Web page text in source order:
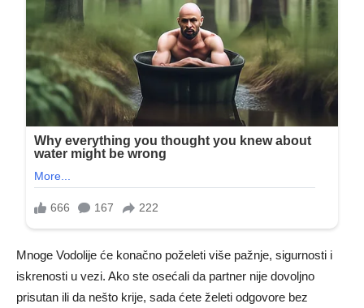
Mnoge Vodolije će konačno poželeti više pažnje, sigurnosti i
iskrenosti u vezi. Ako ste osećali da partner nije dovoljno
prisutan ili da nešto krije, sada ćete želeti odgovore bez